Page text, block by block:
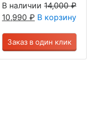
В наличии 14,000₽
10,990 ₽ В корзину
Заказ в один клик